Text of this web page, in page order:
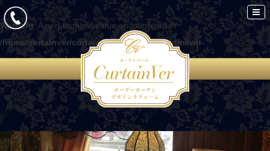
Warning: A non-numeric value encountered in
/home/curtainver/curtain-ver.com/public_html/wp-
content/themes/curtain/functions.php
on line 86